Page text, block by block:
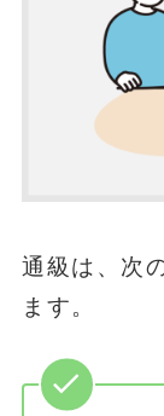
通級は、次
ます。